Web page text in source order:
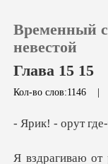
Временный
невестой
Глава 15 15
Кол-во слов:1146 |
ут